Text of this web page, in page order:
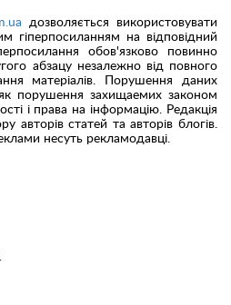
дозволяється використовувати
гіперпосиланням на відповідний
обов'язково повинно
абзацу незалежно від повного
матеріалів. Порушення даних
порушення захищаемих законом
і права на інформацію. Редакція
авторів статей та авторів блогів.
несуть рекламодавці.